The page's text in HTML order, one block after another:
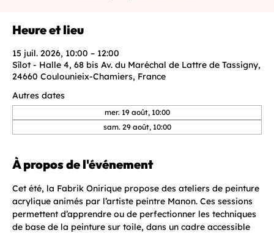
Heure et lieu
15 juil. 2026, 10:00 – 12:00
Sîlot - Halle 4, 68 bis Av. du Maréchal de Lattre de Tassigny,
24660 Coulounieix-Chamiers, France
Autres dates
mer. 19 août, 10:00
sam. 29 août, 10:00
À propos de l'événement
Cet été, la Fabrik Onirique propose des ateliers de peinture
acrylique animés par l’artiste peintre Manon. Ces sessions
permettent d’apprendre ou de perfectionner les techniques
de base de la peinture sur toile, dans un cadre accessible